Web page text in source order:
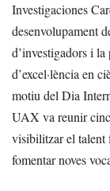
Investigaciones
desenvolupament
d’investigadors i
d’excel·lència en
motiu del Dia
UAX va reunir cinc
visibilitzar el talent
fomentar noves